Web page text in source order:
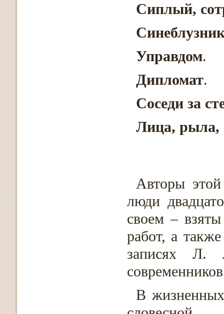
Сиплый,
Управдом.
Дипломат.
Соседи за
Лица, рыла,
Авторы
люди
своем –
работ, а
записях Л.
В